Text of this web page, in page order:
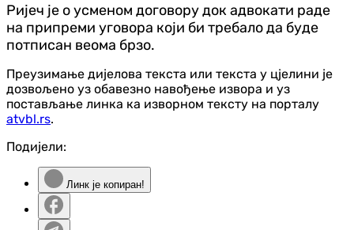
Ријеч је о усменом договору док адвокати раде
на припреми уговора који би требало да буде
потписан веома брзо.
Преузимање дијелова текста или текста у цјелини је
дозвољено уз обавезно навођење извора и уз
постављање линка ка изворном тексту на порталу
atvbl.rs.
Подијели:
Линк је копиран!